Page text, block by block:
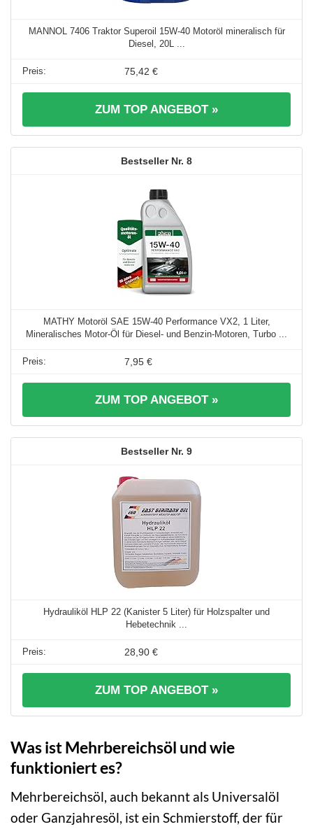
MANNOL 7406 Traktor Superoil 15W-40 Motoröl mineralisch für
Diesel, 20L ...
75,42 €
ZUM TOP ANGEBOT »
8
MATHY Motoröl SAE 15W-40 Performance VX2, 1 Liter,
Mineralisches Motor-Öl für Diesel- und Benzin-Motoren, Turbo ...
7,95 €
ZUM TOP ANGEBOT »
9
Hydrauliköl HLP 22 (Kanister 5 Liter) für Holzspalter und
Hebetechnik ...
28,90 €
ZUM TOP ANGEBOT »
Was ist Mehrbereichsöl und wie
funktioniert es?
Mehrbereichsöl, auch bekannt als Universalöl
oder Ganzjahresöl, ist ein Schmierstoff, der für